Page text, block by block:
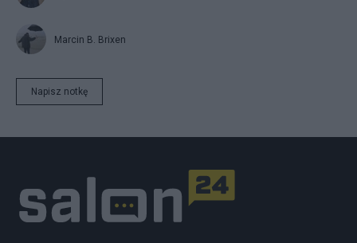
Marcin B. Brixen
Napisz notkę